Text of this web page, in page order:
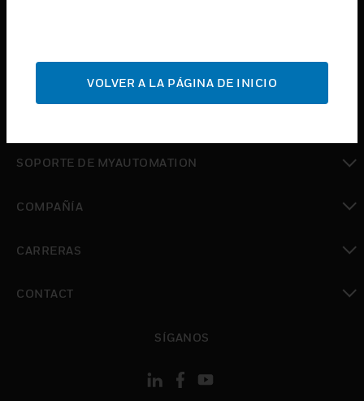
Cambiar vista
Cambiar vista
SOPORTE DE MYAUTOMATION
COMPAÑÍA
CARRERAS
CONTACT
SÍGANOS
VOLVER A LA PÁGINA DE INICIO